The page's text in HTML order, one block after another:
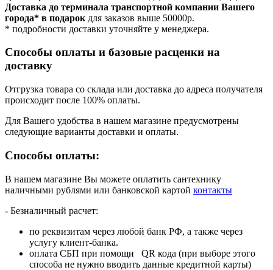
Доставка до терминала транспортной компании Вашего
города* в подарок для заказов выше 50000р.
* подробности доставки уточняйте у менеджера.
Способы оплаты и базовые расценки на
доставку
Отгрузка товара со склада или доставка до адреса получателя
происходит после 100% оплаты.
Для Вашего удобства в нашем магазине предусмотрены
следующие варианты доставки и оплаты.
Способы оплаты:
В нашем магазине Вы можете оплатить сантехнику
наличными рублями или банковской картой контакты
- Безналичный расчет:
по реквизитам через любой банк РФ, а также через
услугу клиент-банка.
оплата СБП при помощи QR кода (при выборе этого
способа не нужно вводить данные кредитной карты)